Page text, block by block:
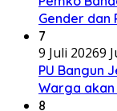
Gender dan
7
9 Juli 20269
PU Bangun
Warga akan
8